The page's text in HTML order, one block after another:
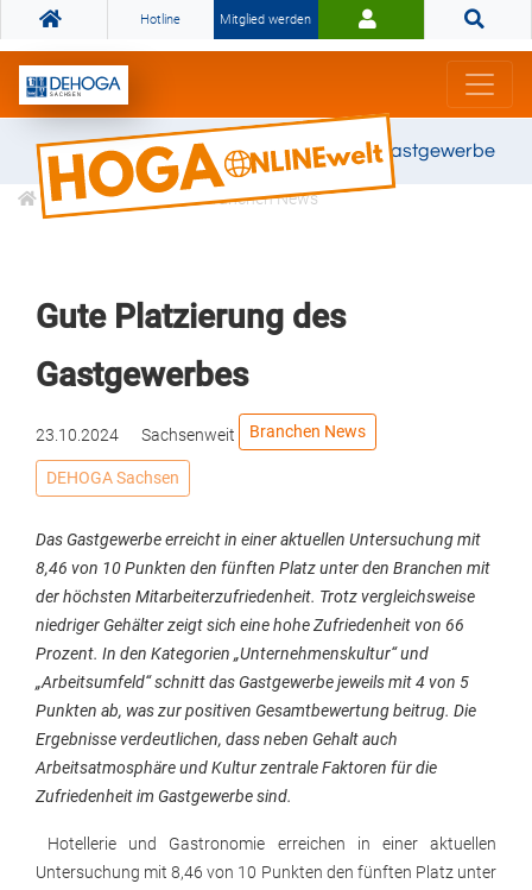
Hotline Mitglied werden
Gemeinsam stark für das Gastgewerbe
Informationen Branchen News
Gute Platzierung des
Gastgewerbes
23.10.2024 Sachsenweit Branchen News
DEHOGA Sachsen
Das Gastgewerbe erreicht in einer aktuellen Untersuchung mit
8,46 von 10 Punkten den fünften Platz unter den Branchen mit
der höchsten Mitarbeiterzufriedenheit. Trotz vergleichsweise
niedriger Gehälter zeigt sich eine hohe Zufriedenheit von 66
Prozent. In den Kategorien „Unternehmenskultur“ und
„Arbeitsumfeld“ schnitt das Gastgewerbe jeweils mit 4 von 5
Punkten ab, was zur positiven Gesamtbewertung beitrug. Die
Ergebnisse verdeutlichen, dass neben Gehalt auch
Arbeitsatmosphäre und Kultur zentrale Faktoren für die
Zufriedenheit im Gastgewerbe sind.
Hotellerie und Gastronomie erreichen in einer aktuellen
Untersuchung mit 8,46 von 10 Punkten den fünften Platz unter